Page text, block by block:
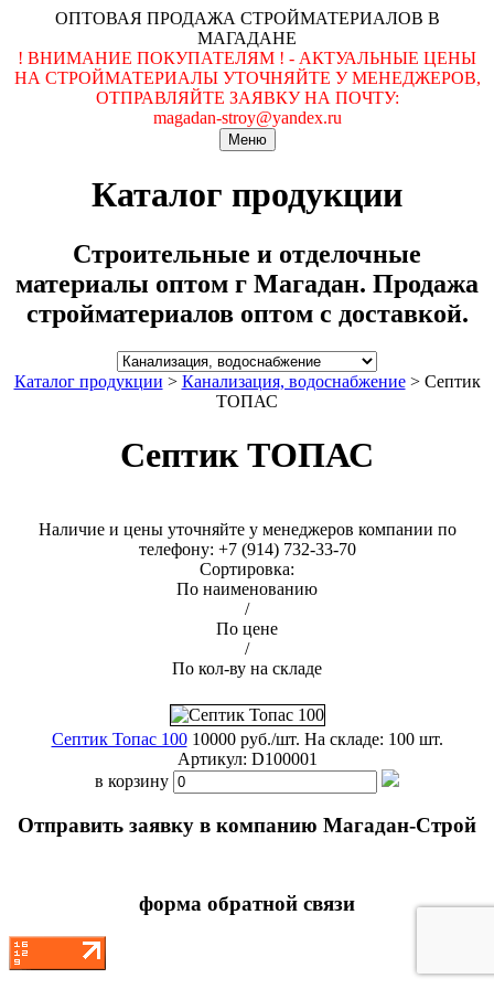
ОПТОВАЯ ПРОДАЖА СТРОЙМАТЕРИАЛОВ В
МАГАДАНЕ
! ВНИМАНИЕ ПОКУПАТЕЛЯМ ! - АКТУАЛЬНЫЕ ЦЕНЫ
НА СТРОЙМАТЕРИАЛЫ УТОЧНЯЙТЕ У МЕНЕДЖЕРОВ,
ОТПРАВЛЯЙТЕ ЗАЯВКУ НА ПОЧТУ:
magadan-stroy@yandex.ru
Меню
Каталог продукции
Строительные и отделочные
материалы оптом г Магадан. Продажа
стройматериалов оптом с доставкой.
Каталог продукции > Канализация, водоснабжение> Септик
ТОПАС
Септик ТОПАС
Наличие и цены уточняйте у менеджеров компании по
телефону: +7 (914) 732-33-70
Сортировка:
По наименованию
/
По цене
/
По кол-ву на складе
Септик Топас 100 10000 руб./шт. На складе: 100 шт.
Артикул: D100001
в корзину
Отправить заявку в компанию Магадан-Строй
форма обратной связи